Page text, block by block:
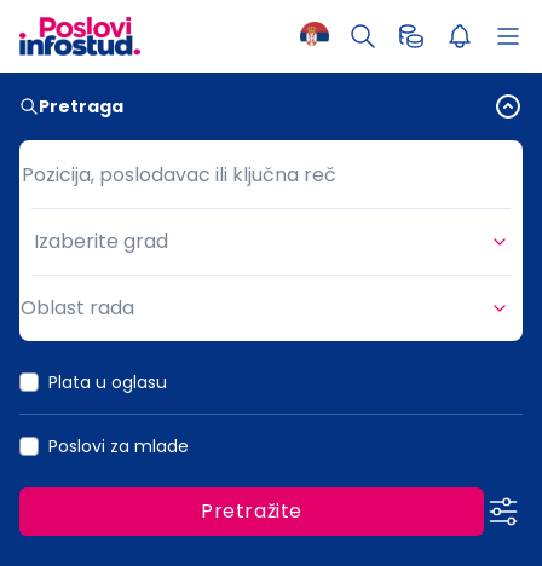
Pretraga
Pozicija, poslodavac ili ključna reč
Pozicija, poslodavac ili ključna reč
Grad
Izaberite grad
Oblast rada
Plata u oglasu
Poslovi za mlade
Pretražite